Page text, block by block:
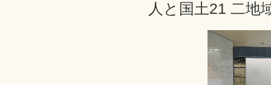
人と国土21 二地